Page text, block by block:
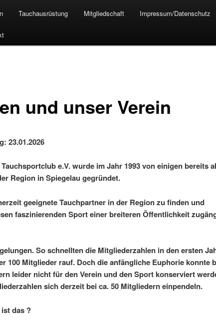
Tauchausrüstung Mitgliedschaft Impressum/Datenschutz
und unser Verein
23.01.2026
e.V. wurde im Jahr 1993 von einigen bereits
Region in Spiegelau gegründet.
geeignete Tauchpartner in der Region zu finden und
faszinierenden Sport einer breiteren Öffentlichkeit
So schnellten die Mitgliederzahlen in den ersten
100 Mitglieder rauf. Doch die anfängliche Euphorie konnte
leider nicht für den Verein und den Sport konserviert
sich derzeit bei ca. 50 Mitgliedern einpendeln.
das ?